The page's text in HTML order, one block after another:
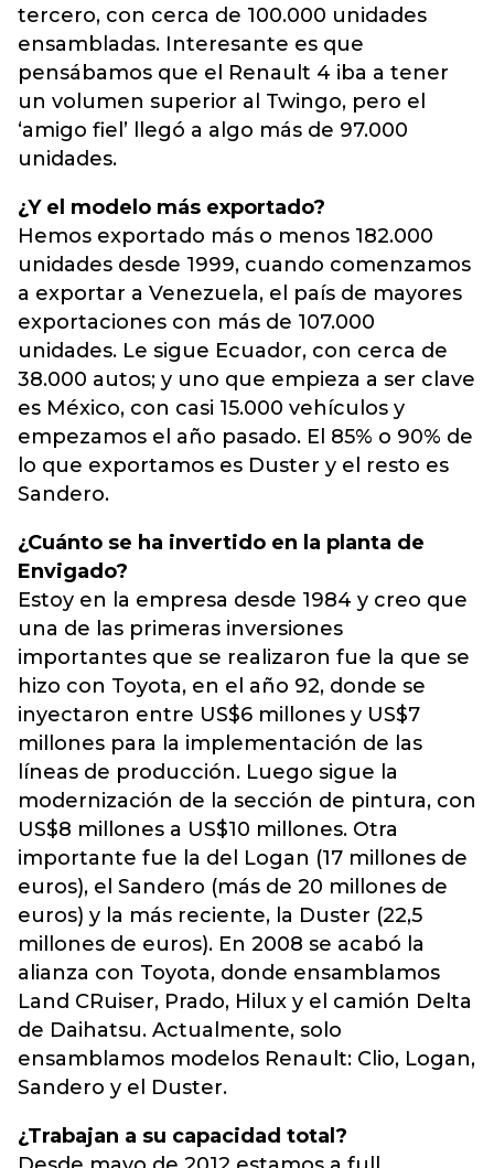
tercero, con cerca de 100.000 unidades
ensambladas. Interesante es que
pensábamos que el Renault 4 iba a tener
un volumen superior al Twingo, pero el
‘amigo fiel’ llegó a algo más de 97.000
unidades.
¿Y el modelo más exportado?
Hemos exportado más o menos 182.000
unidades desde 1999, cuando comenzamos
a exportar a Venezuela, el país de mayores
exportaciones con más de 107.000
unidades. Le sigue Ecuador, con cerca de
38.000 autos; y uno que empieza a ser clave
es México, con casi 15.000 vehículos y
empezamos el año pasado. El 85% o 90% de
lo que exportamos es Duster y el resto es
Sandero.
¿Cuánto se ha invertido en la planta de
Envigado?
Estoy en la empresa desde 1984 y creo que
una de las primeras inversiones
importantes que se realizaron fue la que se
hizo con Toyota, en el año 92, donde se
inyectaron entre US$6 millones y US$7
millones para la implementación de las
líneas de producción. Luego sigue la
modernización de la sección de pintura, con
US$8 millones a US$10 millones. Otra
importante fue la del Logan (17 millones de
euros), el Sandero (más de 20 millones de
euros) y la más reciente, la Duster (22,5
millones de euros). En 2008 se acabó la
alianza con Toyota, donde ensamblamos
Land CRuiser, Prado, Hilux y el camión Delta
de Daihatsu. Actualmente, solo
ensamblamos modelos Renault: Clio, Logan,
Sandero y el Duster.
¿Trabajan a su capacidad total?